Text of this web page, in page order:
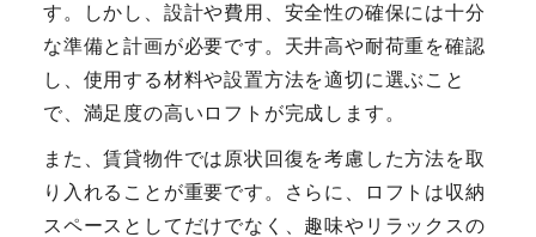
す。しかし、設計や費用、安全性の確保には十分
な準備と計画が必要です。天井高や耐荷重を確認
し、使用する材料や設置方法を適切に選ぶこと
で、満足度の高いロフトが完成します。
また、賃貸物件では原状回復を考慮した方法を取
り入れることが重要です。さらに、ロフトは収納
スペースとしてだけでなく、趣味やリラックスの